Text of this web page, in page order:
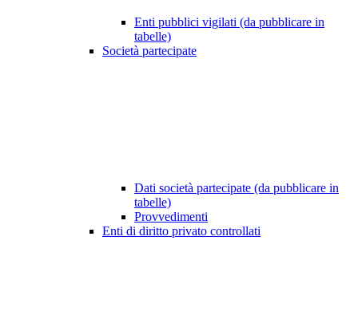
Enti pubblici vigilati (da pubblicare in
tabelle)
Società partecipate
Dati società partecipate (da pubblicare in
tabelle)
Provvedimenti
Enti di diritto privato controllati